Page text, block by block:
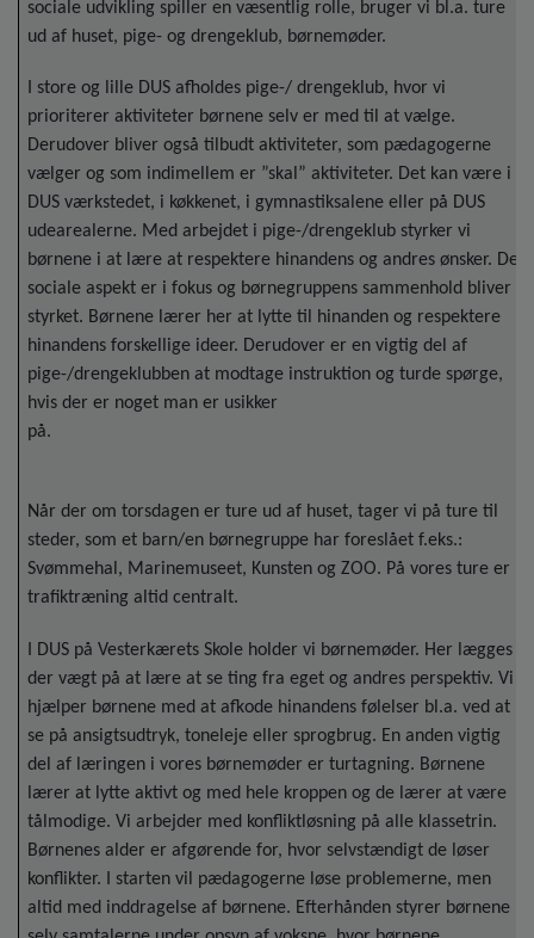
sociale udvikling spiller en væsentlig rolle, bruger vi bl.a. ture
ud af huset, pige- og drengeklub, børnemøder.
I store og lille DUS afholdes pige-/ drengeklub, hvor vi
prioriterer aktiviteter børnene selv er med til at vælge.
Derudover bliver også tilbudt aktiviteter, som pædagogerne
vælger og som indimellem er ”skal” aktiviteter. Det kan være i
DUS værkstedet, i køkkenet, i gymnastiksalene eller på DUS
udearealerne. Med arbejdet i pige-/drengeklub styrker vi
børnene i at lære at respektere hinandens og andres ønsker. Det
sociale aspekt er i fokus og børnegruppens sammenhold bliver
styrket. Børnene lærer her at lytte til hinanden og respektere
hinandens forskellige ideer. Derudover er en vigtig del af
pige-/drengeklubben at modtage instruktion og turde spørge,
hvis der er noget man er usikker
på.
Når der om torsdagen er ture ud af huset, tager vi på ture til
steder, som et barn/en børnegruppe har foreslået f.eks.:
Svømmehal, Marinemuseet, Kunsten og ZOO. På vores ture er
trafiktræning altid centralt.
I DUS på Vesterkærets Skole holder vi børnemøder. Her lægges
der vægt på at lære at se ting fra eget og andres perspektiv. Vi
hjælper børnene med at afkode hinandens følelser bl.a. ved at
se på ansigtsudtryk, toneleje eller sprogbrug. En anden vigtig
del af læringen i vores børnemøder er turtagning. Børnene
lærer at lytte aktivt og med hele kroppen og de lærer at være
tålmodige. Vi arbejder med konfliktløsning på alle klassetrin.
Børnenes alder er afgørende for, hvor selvstændigt de løser
konflikter. I starten vil pædagogerne løse problemerne, men
altid med inddragelse af børnene. Efterhånden styrer børnene